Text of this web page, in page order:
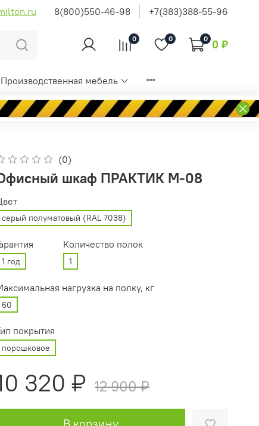
8(800)550-46-98 +7(383)388-55-96
0 0 0 0 ₽
Производственная мебель
(0)
шкаф ПРАКТИК M-08
серый полуматовый (RAL 7038)
1 год
Количество полок
1
нагрузка на полку, кг
60
покрытия
порошковое
320 ₽ 12 900 ₽